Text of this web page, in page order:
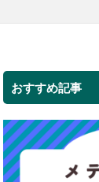
おすすめ記事